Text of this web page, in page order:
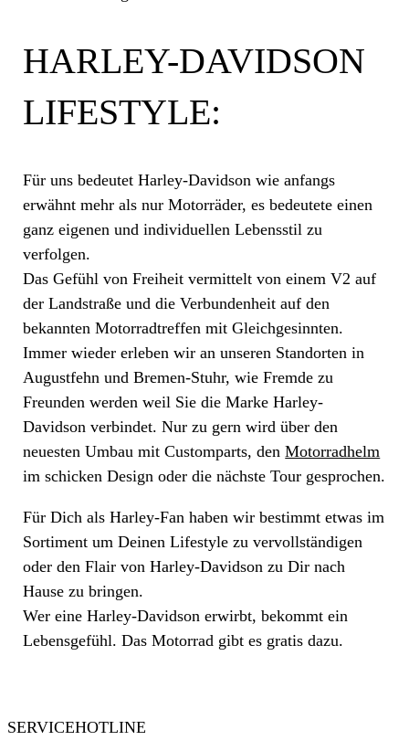
HARLEY-DAVIDSON
LIFESTYLE:
Für uns bedeutet Harley-Davidson wie anfangs
erwähnt mehr als nur Motorräder, es bedeutete einen
ganz eigenen und individuellen Lebensstil zu
verfolgen.
Das Gefühl von Freiheit vermittelt von einem V2 auf
der Landstraße und die Verbundenheit auf den
bekannten Motorradtreffen mit Gleichgesinnten.
Immer wieder erleben wir an unseren Standorten in
Augustfehn und Bremen-Stuhr, wie Fremde zu
Freunden werden weil Sie die Marke Harley-
Davidson verbindet. Nur zu gern wird über den
neuesten Umbau mit Customparts, denMotorradhelm
im schicken Design oder die nächste Tour gesprochen.
Für Dich als Harley-Fan haben wir bestimmt etwas im
Sortiment um Deinen Lifestyle zu vervollständigen
oder den Flair von Harley-Davidson zu Dir nach
Hause zu bringen.
Wer eine Harley-Davidson erwirbt, bekommt ein
Lebensgefühl. Das Motorrad gibt es gratis dazu.
SERVICEHOTLINE